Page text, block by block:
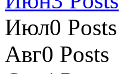
Июл0 Posts
Авг0 Posts